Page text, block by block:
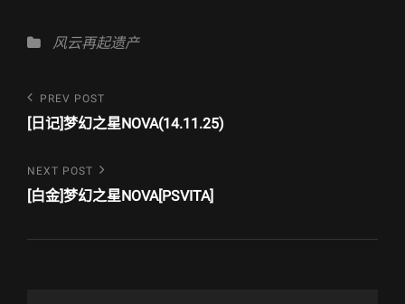
Categories
风云再起遗产
文
章
航
Previous
Post
PREV POST
[日记]梦幻之星NOVA(14.11.25)
Next
Post
NEXT POST
[白金]梦幻之星NOVA[PSVITA]